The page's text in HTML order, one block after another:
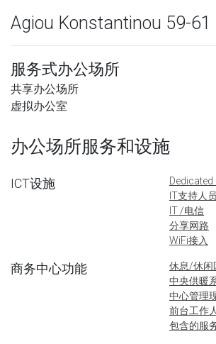
Agiou Konstantinou 59-61
服务式办公场所
共享办公场所
虚拟办公室
办公场所服务和设施
ICT设施
IT支持人员
IT /电信
分享网路
WiFi接入
商务中心功能
休息/休闲
中央供暖
中心管理
前台工作
包含的服